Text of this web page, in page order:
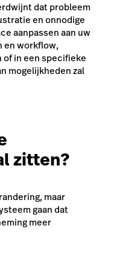
dat probleem
en onnodige
aanpassen aan uw
en workflow,
of in een specifieke
mogelijkheden zal
zitten?
maar
gaan dat
meer